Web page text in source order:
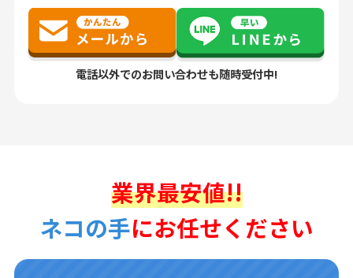
電話以外でのお問い合わせも随時受付中!
業界最安値!!
ネコの手にお任せください